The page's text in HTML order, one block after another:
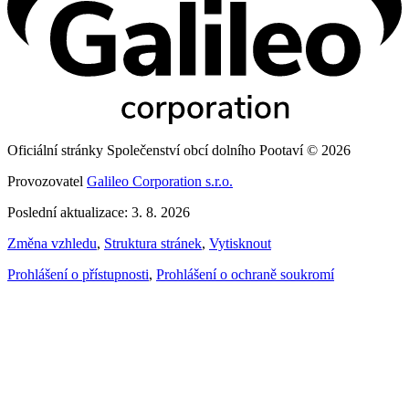
Oficiální stránky Společenství obcí dolního Pootaví © 2026
Provozovatel Galileo Corporation s.r.o.
Poslední aktualizace: 3. 8. 2026
Změna vzhledu, Struktura stránek, Vytisknout
Prohlášení o přístupnosti, Prohlášení o ochraně soukromí